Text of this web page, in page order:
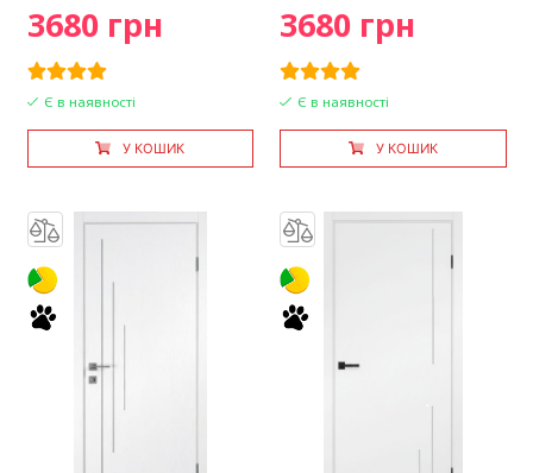
3680 грн
Є в наявності
У КОШИК
3680 грн
Є в наявності
У КОШИК